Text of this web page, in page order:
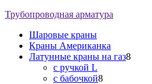
Трубопроводная арматура
Шаровые краны
Краны Американка
Латунные краны на газ8
c ручкой L
с бабочкой8